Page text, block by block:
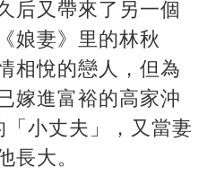
后又帶來了另一個
娘妻》里的林秋
相悅的戀人，但為
嫁進富裕的高家沖
小丈夫」，又當妻
長大。